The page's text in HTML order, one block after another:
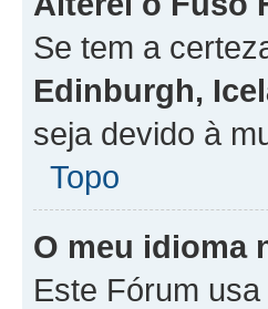
Se tem a
Edinburgh,
seja devido à
Topo
O meu idioma
Este Fórum